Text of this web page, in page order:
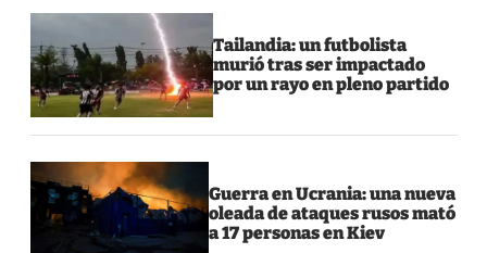
Tailandia: un futbolista
murió tras ser impactado
por un rayo en pleno partido
Guerra en Ucrania: una nueva
oleada de ataques rusos mató
a 17 personas en Kiev